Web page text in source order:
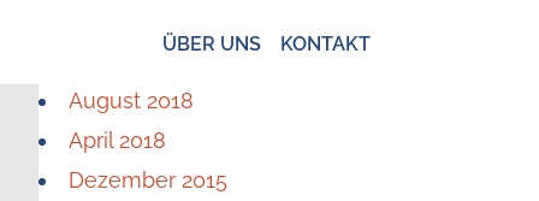
ÜBER UNS KONTAKT
August 2018
April 2018
Dezember 2015